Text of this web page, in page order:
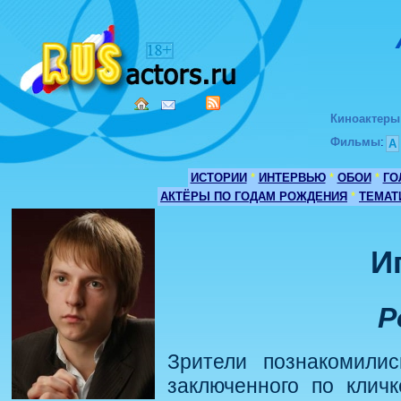
Киноактеры
Фильмы: А
ИСТОРИИ * ИНТЕРВЬЮ * ОБОИ *
АКТЁРЫ ПО ГОДАМ РОЖДЕНИЯ *
Зрители
заключенного по